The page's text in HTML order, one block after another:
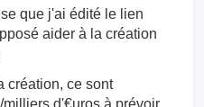
que j'ai édité le lien
aider à la création
création, ce sont